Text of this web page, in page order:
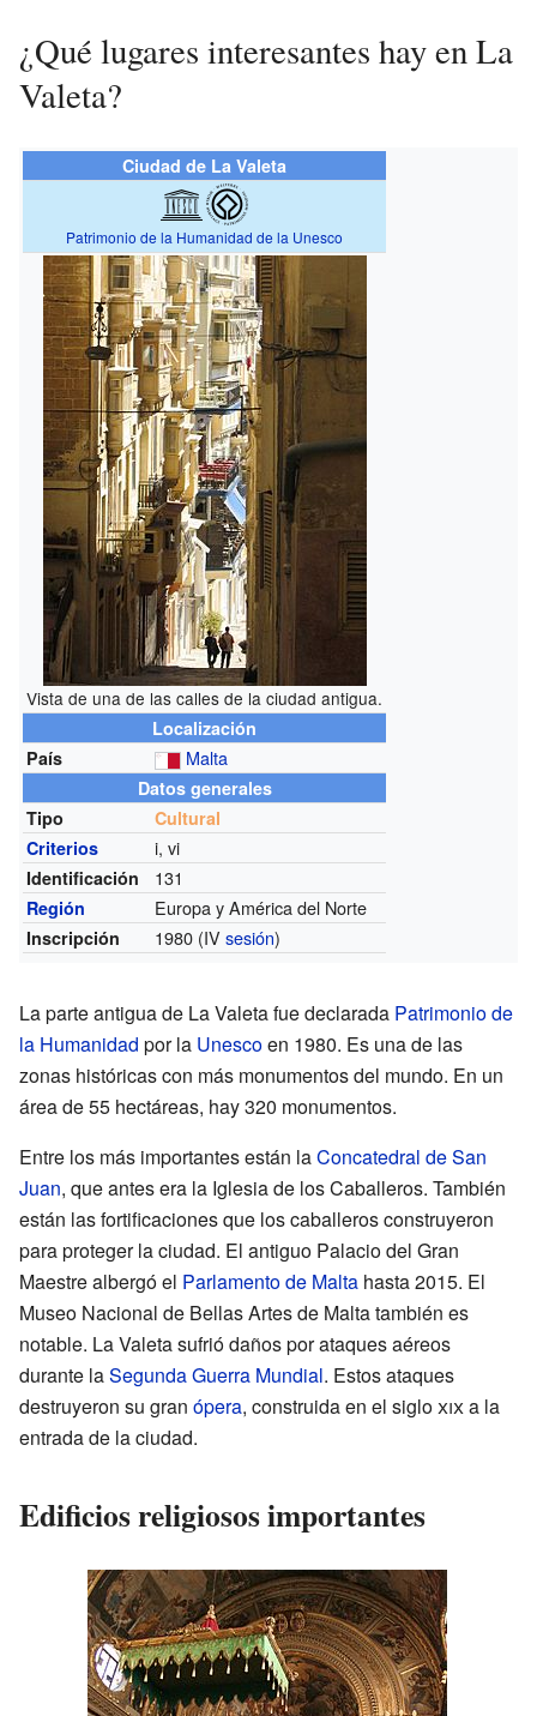
¿Qué lugares interesantes hay en La
Valeta?
Ciudad de La Valeta
Patrimonio de la Humanidad de la Unesco
Vista de una de las calles de la ciudad antigua.
Localización
País
Malta
Datos generales
Tipo
Cultural
Criterios
i, vi
Identificación 131
Región Europa y América del Norte
Inscripción 1980 (IVsesión)
La parte antigua de La Valeta fue declarada Patrimonio de
la Humanidad por la Unescoen 1980. Es una de las
zonas históricas con más monumentos del mundo. En un
área de 55 hectáreas, hay 320 monumentos.
Entre los más importantes están laConcatedral de San
Juan, que antes era la Iglesia de los Caballeros. También
están las fortificaciones que los caballeros construyeron
para proteger la ciudad. El antiguo Palacio del Gran
Maestre albergó el Parlamento de Malta hasta 2015. El
Museo Nacional de Bellas Artes de Malta también es
notable. La Valeta sufrió daños por ataques aéreos
durante laSegunda Guerra Mundial. Estos ataques
destruyeron su gran ópera, construida en el sigloxixa la
entrada de la ciudad.
Edificios religiosos importantes